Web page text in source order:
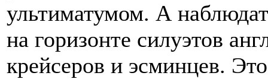
ультиматумом. А
на горизонте силуэтов
крейсеров и эсминцев.